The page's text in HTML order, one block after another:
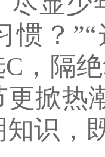
惯？
C，隔
更掀热
知识，